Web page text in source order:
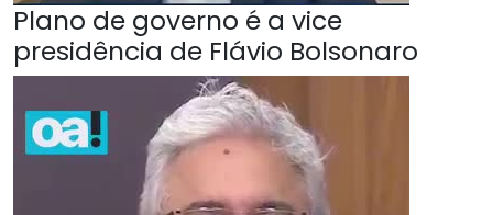
Plano de governo é a vice
presidência de Flávio Bolsonaro